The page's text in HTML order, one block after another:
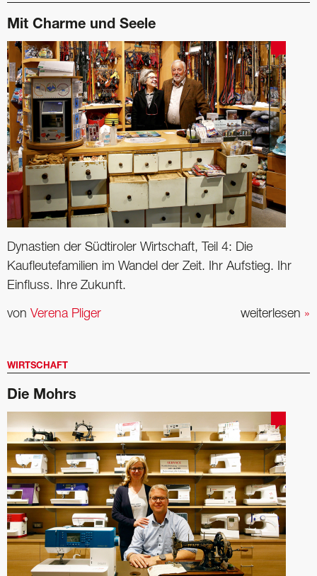
Mit Charme und Seele
Dynastien der Südtiroler Wirtschaft, Teil 4: Die
Kaufleutefamilien im Wandel der Zeit. Ihr Aufstieg. Ihr
Einfluss. Ihre Zukunft.
weiterlesen »
von Verena Pliger
WIRTSCHAFT
Die Mohrs